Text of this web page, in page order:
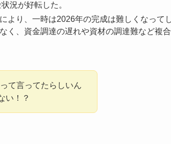
況が好転した。
より、一時は2026年の完成は難しくなって
く、資金調達の遅れや資材の調達難など複合
て言ってたらしいん
い！？